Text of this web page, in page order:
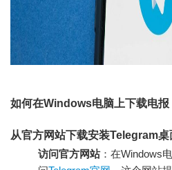
如何在Windows电脑上下载电报
从官方网站下载安装Telegram桌
访问官方网站：在Windows